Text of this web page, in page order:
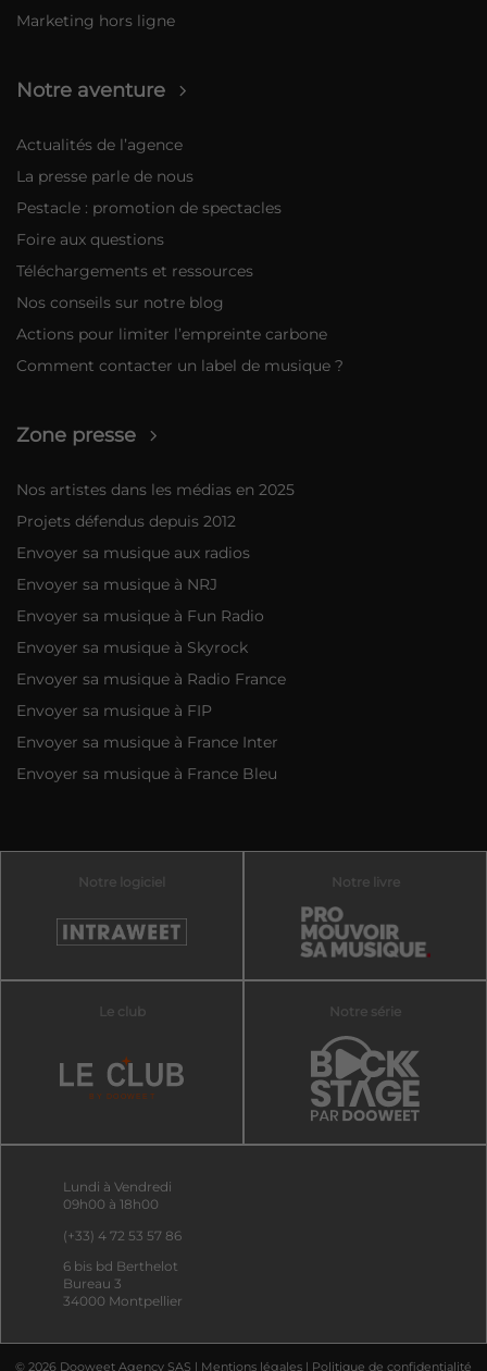
Marketing hors ligne
Notre aventure
Actualités de l’agence
La presse parle de nous
Pestacle : promotion de spectacles
Foire aux questions
Téléchargements et ressources
Nos conseils sur notre blog
Actions pour limiter l’empreinte carbone
Comment contacter un label de musique ?
Zone presse
Nos artistes dans les médias en 2025
Projets défendus depuis 2012
Envoyer sa musique aux radios
Envoyer sa musique à NRJ
Envoyer sa musique à Fun Radio
Envoyer sa musique à Skyrock
Envoyer sa musique à Radio France
Envoyer sa musique à FIP
Envoyer sa musique à France Inter
Envoyer sa musique à France Bleu
Notre logiciel Notre livre
Le club Notre série
Lundi à Vendredi
09h00 à 18h00
(+33) 4 72 53 57 86
6 bis bd Berthelot
Bureau 3
34000 Montpellier
© 2026 Dooweet Agency SAS | Mentions légales | Politique de confidentialité